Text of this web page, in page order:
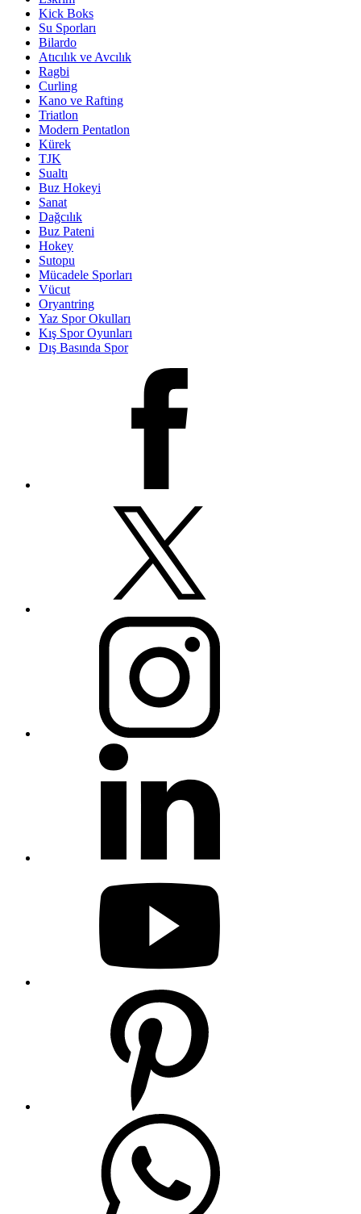
Kick Boks
Su Sporları
Bilardo
Atıcılık ve Avcılık
Ragbi
Curling
Kano ve Rafting
Triatlon
Modern Pentatlon
Kürek
TJK
Sualtı
Buz Hokeyi
Sanat
Dağcılık
Buz Pateni
Hokey
Sutopu
Mücadele Sporları
Vücut
Oryantring
Yaz Spor Okulları
Kış Spor Oyunları
Dış Basında Spor